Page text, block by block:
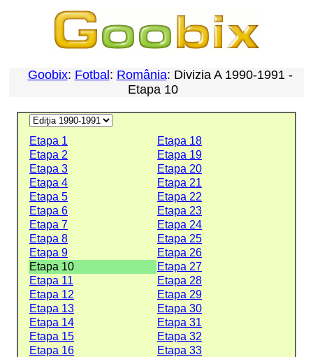
Goobix: Fotbal : România: Divizia A 1990-1991 -
Etapa 10
Etapa 1
Etapa 18
Etapa 2
Etapa 19
Etapa 3
Etapa 20
Etapa 4
Etapa 21
Etapa 5
Etapa 22
Etapa 6
Etapa 23
Etapa 7
Etapa 24
Etapa 8
Etapa 25
Etapa 9
Etapa 26
Etapa 10
Etapa 27
Etapa 11
Etapa 28
Etapa 12
Etapa 29
Etapa 13
Etapa 30
Etapa 14
Etapa 31
Etapa 15
Etapa 32
Etapa 16
Etapa 33